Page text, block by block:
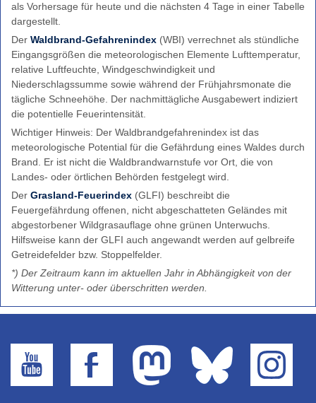
-
(Wald-,
Grasbrand)
Waldbrand-
Gefahrenindex
Grasland-
Warnindizes
Landwirtschaft
Farbskala
Wetterwarnkriterien
Binnenseewarnungen
Küstenwarnungen
Hitze-
und
Warnungen
Hochwasserzentralen
Weitere
Partner
als Vorhersage für heute und die nächsten 4 Tage in einer Tabelle
dargestellt.
Der Waldbrand-Gefahrenindex (WBI) verrechnet als stündliche
Eingangsgrößen die meteorologischen Elemente Lufttemperatur,
relative Luftfeuchte, Windgeschwindigkeit und
Niederschlagssumme sowie während der Frühjahrsmonate die
tägliche Schneehöhe. Der nachmittägliche Ausgabewert indiziert
die potentielle Feuerintensität.
Wichtiger Hinweis: Der Waldbrandgefahrenindex ist das
meteorologische Potential für die Gefährdung eines Waldes durch
Brand. Er ist nicht die Waldbrandwarnstufe vor Ort, die von
Landes- oder örtlichen Behörden festgelegt wird.
Der Grasland-Feuerindex (GLFI) beschreibt die
Feuergefährdung offenen, nicht abgeschatteten Geländes mit
abgestorbener Wildgrasauflage ohne grünen Unterwuchs.
Hilfsweise kann der GLFI auch angewandt werden auf gelbreife
Getreidefelder bzw. Stoppelfelder.
*) Der Zeitraum kann im aktuellen Jahr in Abhängigkeit von der
Witterung unter- oder überschritten werden.